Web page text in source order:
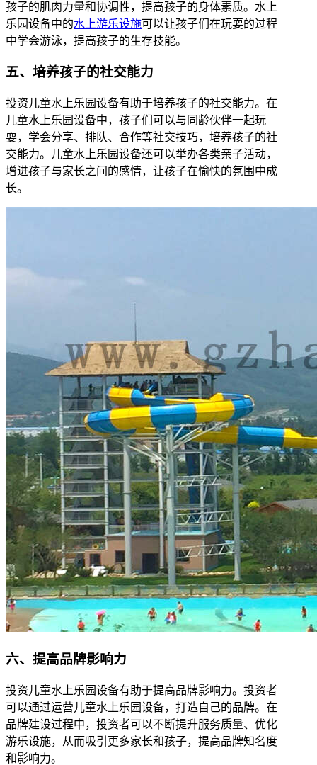
孩子的肌肉力量和协调性，提高孩子的身体素质。水上
乐园设备中的水上游乐设施可以让孩子们在玩耍的过程
中学会游泳，提高孩子的生存技能。
五、培养孩子的社交能力
投资儿童水上乐园设备有助于培养孩子的社交能力。在
儿童水上乐园设备中，孩子们可以与同龄伙伴一起玩
耍，学会分享、排队、合作等社交技巧，培养孩子的社
交能力。儿童水上乐园设备还可以举办各类亲子活动，
增进孩子与家长之间的感情，让孩子在愉快的氛围中成
长。
六、提高品牌影响力
投资儿童水上乐园设备有助于提高品牌影响力。投资者
可以通过运营儿童水上乐园设备，打造自己的品牌。在
品牌建设过程中，投资者可以不断提升服务质量、优化
游乐设施，从而吸引更多家长和孩子，提高品牌知名度
和影响力。